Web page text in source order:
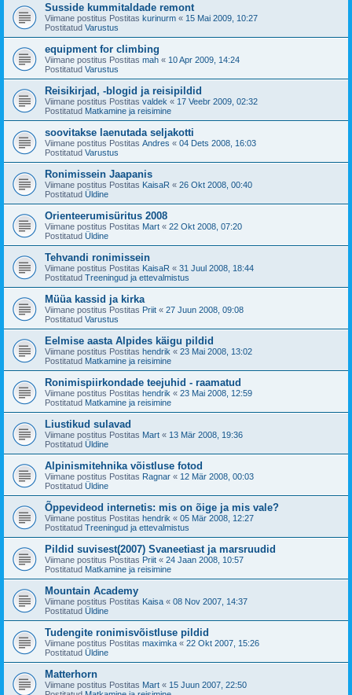
Susside kummitaldade remont
Viimane postitus Postitas kurinurm « 15 Mai 2009, 10:27
Postitatud Varustus
equipment for climbing
Viimane postitus Postitas mah « 10 Apr 2009, 14:24
Postitatud Varustus
Reisikirjad, -blogid ja reisipildid
Viimane postitus Postitas valdek « 17 Veebr 2009, 02:32
Postitatud Matkamine ja reisimine
soovitakse laenutada seljakotti
Viimane postitus Postitas Andres « 04 Dets 2008, 16:03
Postitatud Varustus
Ronimissein Jaapanis
Viimane postitus Postitas KaisaR « 26 Okt 2008, 00:40
Postitatud Üldine
Orienteerumisüritus 2008
Viimane postitus Postitas Mart « 22 Okt 2008, 07:20
Postitatud Üldine
Tehvandi ronimissein
Viimane postitus Postitas KaisaR « 31 Juul 2008, 18:44
Postitatud Treeningud ja ettevalmistus
Müüa kassid ja kirka
Viimane postitus Postitas Priit « 27 Juun 2008, 09:08
Postitatud Varustus
Eelmise aasta Alpides käigu pildid
Viimane postitus Postitas hendrik « 23 Mai 2008, 13:02
Postitatud Matkamine ja reisimine
Ronimispiirkondade teejuhid - raamatud
Viimane postitus Postitas hendrik « 23 Mai 2008, 12:59
Postitatud Matkamine ja reisimine
Liustikud sulavad
Viimane postitus Postitas Mart « 13 Mär 2008, 19:36
Postitatud Üldine
Alpinismitehnika võistluse fotod
Viimane postitus Postitas Ragnar « 12 Mär 2008, 00:03
Postitatud Üldine
Õppevideod internetis: mis on õige ja mis vale?
Viimane postitus Postitas hendrik « 05 Mär 2008, 12:27
Postitatud Treeningud ja ettevalmistus
Pildid suvisest(2007) Svaneetiast ja marsruudid
Viimane postitus Postitas Priit « 24 Jaan 2008, 10:57
Postitatud Matkamine ja reisimine
Mountain Academy
Viimane postitus Postitas Kaisa « 08 Nov 2007, 14:37
Postitatud Üldine
Tudengite ronimisvõistluse pildid
Viimane postitus Postitas maximka « 22 Okt 2007, 15:26
Postitatud Üldine
Matterhorn
Viimane postitus Postitas Mart « 15 Juun 2007, 22:50